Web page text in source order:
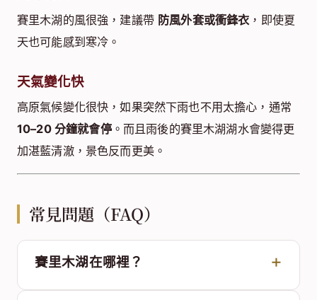
賽里木湖的風很強，建議帶 防風外套或衝鋒衣 ，即使夏
天也可能感到寒冷。
天氣變化快
高原氣候變化很快，如果突然下雨也不用太擔心，通常
10–20 分鐘就會停。而且雨後的賽里木湖湖水會變得更
加湛藍清澈，景色反而更美。
常見問題（FAQ）
賽里木湖在哪裡？